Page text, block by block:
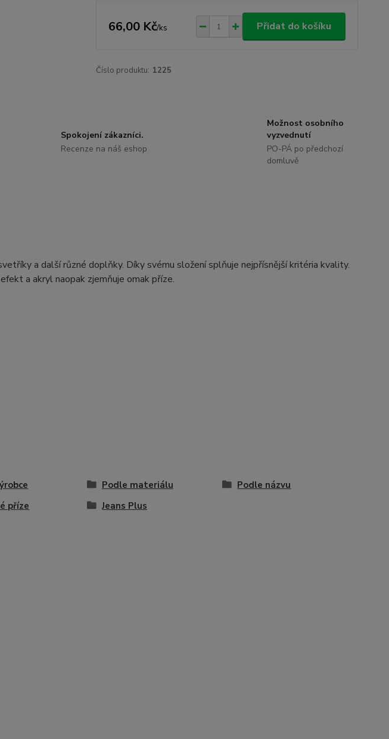
66,00 Kč/ks Přidat do košíku
Číslo produktu: 1225
Spokojení zákazníci.
Recenze na náš eshop
Možnost osobního
vyzvednutí
PO-PÁ po předchozí
domluvě
a další různé doplňky. Díky svému složení splňuje nejpřísnější kritéria kvality.
a akryl naopak zjemňuje omak příze.
Podle materiálu
Podle názvu
příze Jeans Plus